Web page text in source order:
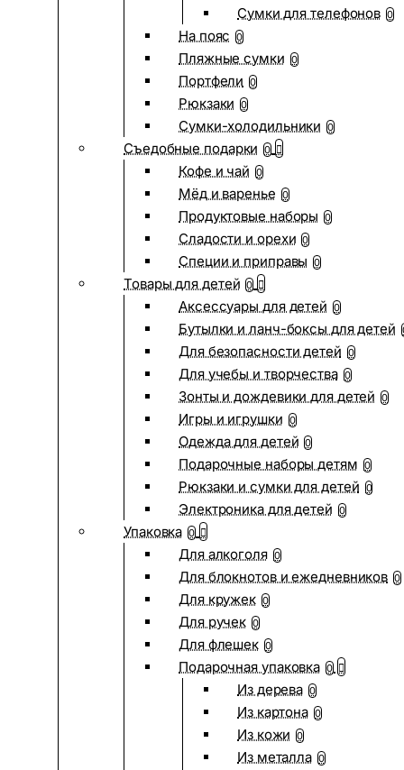
Сумки для телефонов 0
На пояс 0
Пляжные сумки 0
Портфели 0
Рюкзаки 0
Сумки-холодильники 0
Съедобные подарки 0
Кофе и чай 0
Мёд и варенье 0
Продуктовые наборы 0
Сладости и орехи 0
Специи и приправы 0
Товары для детей 0
Аксессуары для детей 0
Бутылки и ланч-боксы для детей
Для безопасности детей 0
Для учебы и творчества 0
Зонты и дождевики для детей 0
Игры и игрушки 0
Одежда для детей 0
Подарочные наборы детям 0
Рюкзаки и сумки для детей 0
Электроника для детей 0
Упаковка 0
Для алкоголя 0
Для блокнотов и ежедневников 0
Для кружек 0
Для ручек 0
Для флешек 0
Подарочная упаковка 0
Из дерева 0
Из картона 0
Из кожи 0
Из металла 0